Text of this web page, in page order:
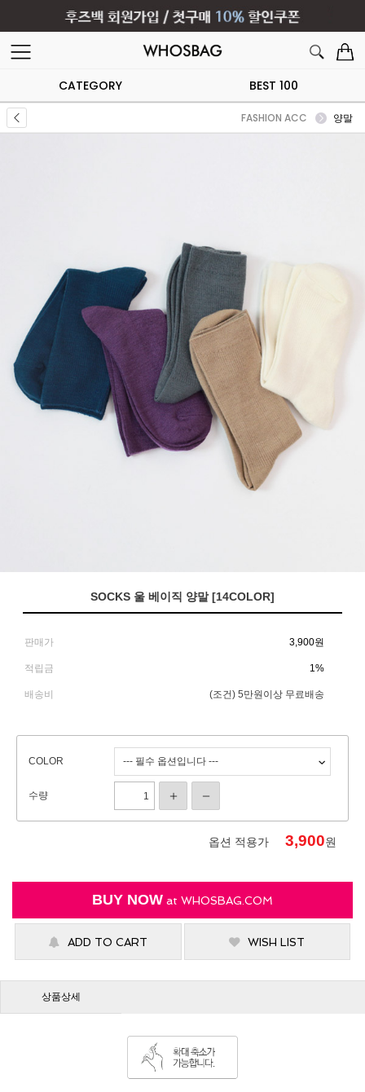
CATEGORY BEST 100
FASHION ACC 양말
SOCKS 울 베이직 양말 [14COLOR]
판매가 3,900원
적립금 1%
배송비 (조건) 5만원이상 무료배송
COLOR
수량
옵션 적용가 3,900원
BUY NOW at WHOSBAG.COM
ADD TO CART WISH LIST
상품상세